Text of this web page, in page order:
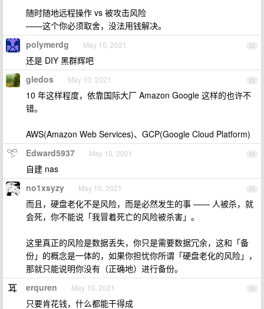
随时随地远程操作 vs 被攻击风险
——这个你必须取舍，没法用钱解决。
22
polymerdg May 10, 2021
还是 DIY 黑群辉吧
23
gledos May 10, 2021
10 年这样程度，依靠国际大厂 Amazon Google 这样的也许不
错。
AWS(Amazon Web Services)、GCP(Google Cloud Platform)
24
Edward5937 May 10, 2021
自建 nas
25
no1xsyzy May 10, 2021
而且，硬盘老化不是风险，而是必然发生的事 —— 人被杀，就
会死，你不能说「我冒着死亡的风险被杀害」。
这里真正的风险是数据丢失，你只是需要数据冗余，这和「备
份」的概念是一体的，如果你担忧你所谓「硬盘老化的风险」，
那就只能说明你没有（正确地）进行备份。
26
erquren May 10, 2021
只要肯花钱，什么都能干得成